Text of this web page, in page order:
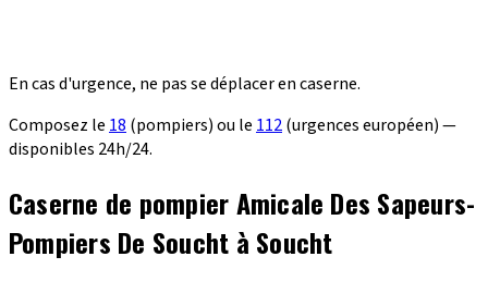
En cas d'urgence, ne pas se déplacer en caserne.
Composez le 18 (pompiers) ou le 112(urgences européen) —
disponibles 24h/24.
Caserne de pompier Amicale Des Sapeurs-
Pompiers De Soucht à Soucht